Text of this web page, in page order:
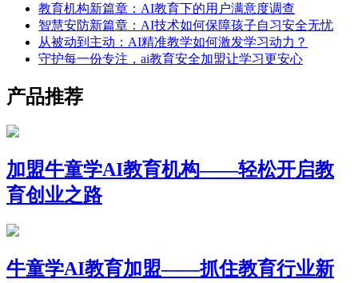
教育机构新篇章：AI教育下的用户满意度调查
智慧安防新篇章：AI技术如何保障孩子自习安全无忧
从被动到主动：AI精准教学如何激发学习动力？
守护每一份专注，ai教育安全加盟让学习更安心
产品推荐
加盟牛童学AI教育机构——轻松开启教
育创业之路
牛童学AI教育加盟——抓住教育行业新